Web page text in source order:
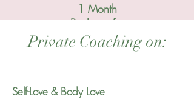
1 Month
Package for
2022
Private Coaching on:
Self-Love & Body Love